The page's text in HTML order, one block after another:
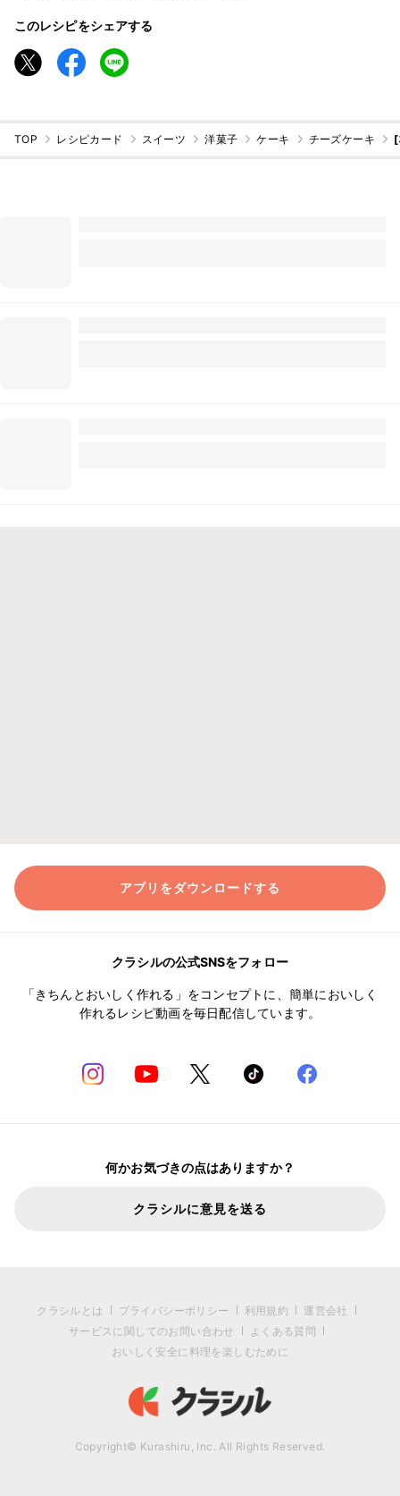
このレシピをシェアする
TOP レシピカード スイーツ 洋菓子 ケーキ チーズケーキ [
アプリをダウンロードする
クラシルの公式SNSをフォロー
「きちんとおいしく作れる」をコンセプトに、簡単においしく
作れるレシピ動画を毎日配信しています。
何かお気づきの点はありますか？
クラシルに意見を送る
クラシルとは プライバシーポリシー 利用規約
運営会社
サービスに関してのお問い合わせ
よくある質問
おいしく安全に料理を楽しむために
Copyright© Kurashiru, Inc. All Rights Reserved.